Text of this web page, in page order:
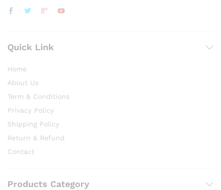
Quick Link
Home
About Us
Term & Conditions
Privacy Policy
Shipping Policy
Return & Refund
Contact
Products Category